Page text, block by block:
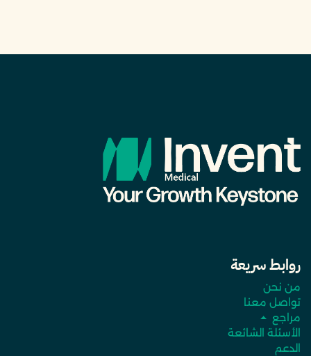
روابط سريعة
من نحن
تواصل معنا
مراجع
الأسئلة الشائعة
الدعم